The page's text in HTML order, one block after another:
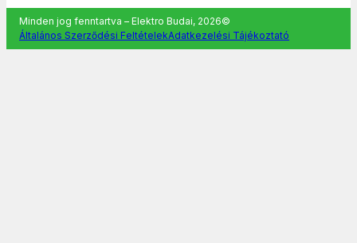
Minden jog fenntartva – Elektro Budai, 2026©
Általános Szerződési FeltételekAdatkezelési Tájékoztató